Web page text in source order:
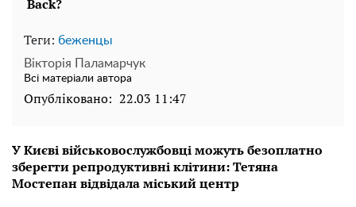
Теги: беженцы
Вікторія Паламарчук
Всі матеріали автора
Опубліковано: 22.03 11:47
У Києві військовослужбовці можуть безоплатно
зберегти репродуктивні клітини: Тетяна
Мостепан відвідала міський центр